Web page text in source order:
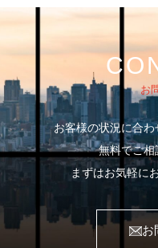
お
お客様の状況に合
無料でご相
まずはお気軽に
お